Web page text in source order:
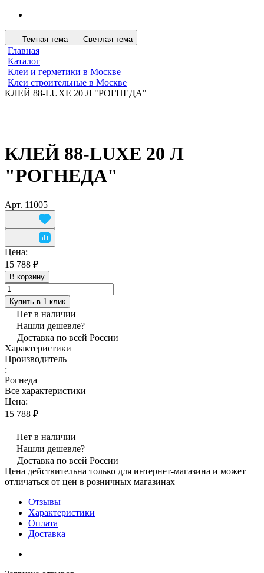
Темная тема Светлая тема
Главная
Каталог
Клеи и герметики в Москве
Клеи строительные в Москве
КЛЕЙ 88-LUXE 20 Л "РОГНЕДА"
КЛЕЙ 88-LUXE 20 Л
"РОГНЕДА"
Арт. 11005
Цена:
15 788 ₽
В корзину
Купить в 1 клик
Нет в наличии
Нашли дешевле?
Доставка по всей России
Характеристики
Производитель
:
Рогнеда
Все характеристики
Цена:
15 788 ₽
Нет в наличии
Нашли дешевле?
Доставка по всей России
Цена действительна только для интернет-магазина и может
отличаться от цен в розничных магазинах
Отзывы
Характеристики
Оплата
Доставка